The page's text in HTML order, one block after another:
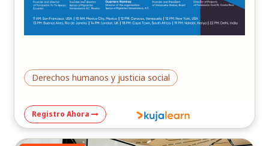
Islamabad, Pakistán – 21:00
Delhi, India – 22:00
idiomas.
"
Derechos humanos y justicia social
Registro Ahora